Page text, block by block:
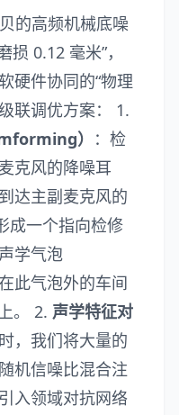
的高频机械底噪
0.12 毫米”，
硬件协同的“物理
联调优方案： 1.
） ：检
克风的降噪耳
达主副麦克风的
成一个指向检修
学气泡
此气泡外的车间
。 2. 声学特征对
，我们将大量的
机信噪比混合注
入领域对抗网络